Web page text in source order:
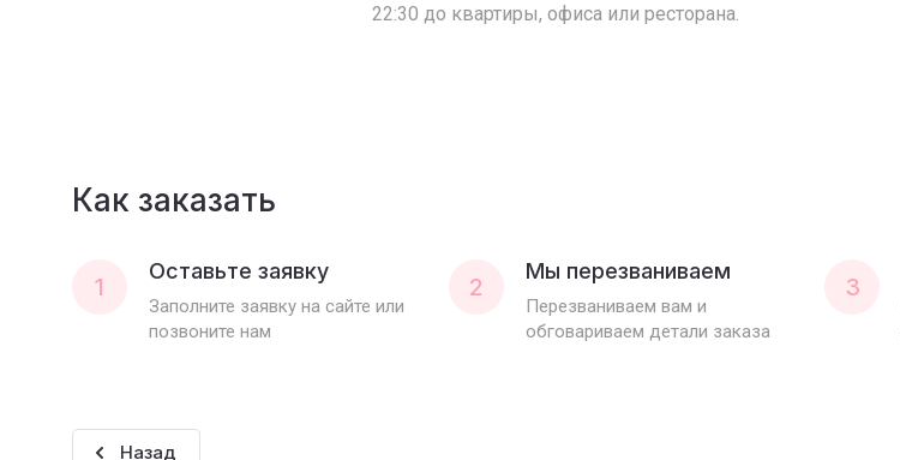
22:30 до квартиры, офиса или ресторана.
Как заказать
1
Оставьте заявку
Заполните заявку на сайте или
позвоните нам
2
Мы перезваниваем
Перезваниваем вам и
обговариваем детали заказа
3
Назад